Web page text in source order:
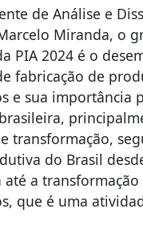
de Análise e
Miranda, o
PIA 2024 é o
fabricação de
e sua importância
transformação,
do Brasil
a
que é uma